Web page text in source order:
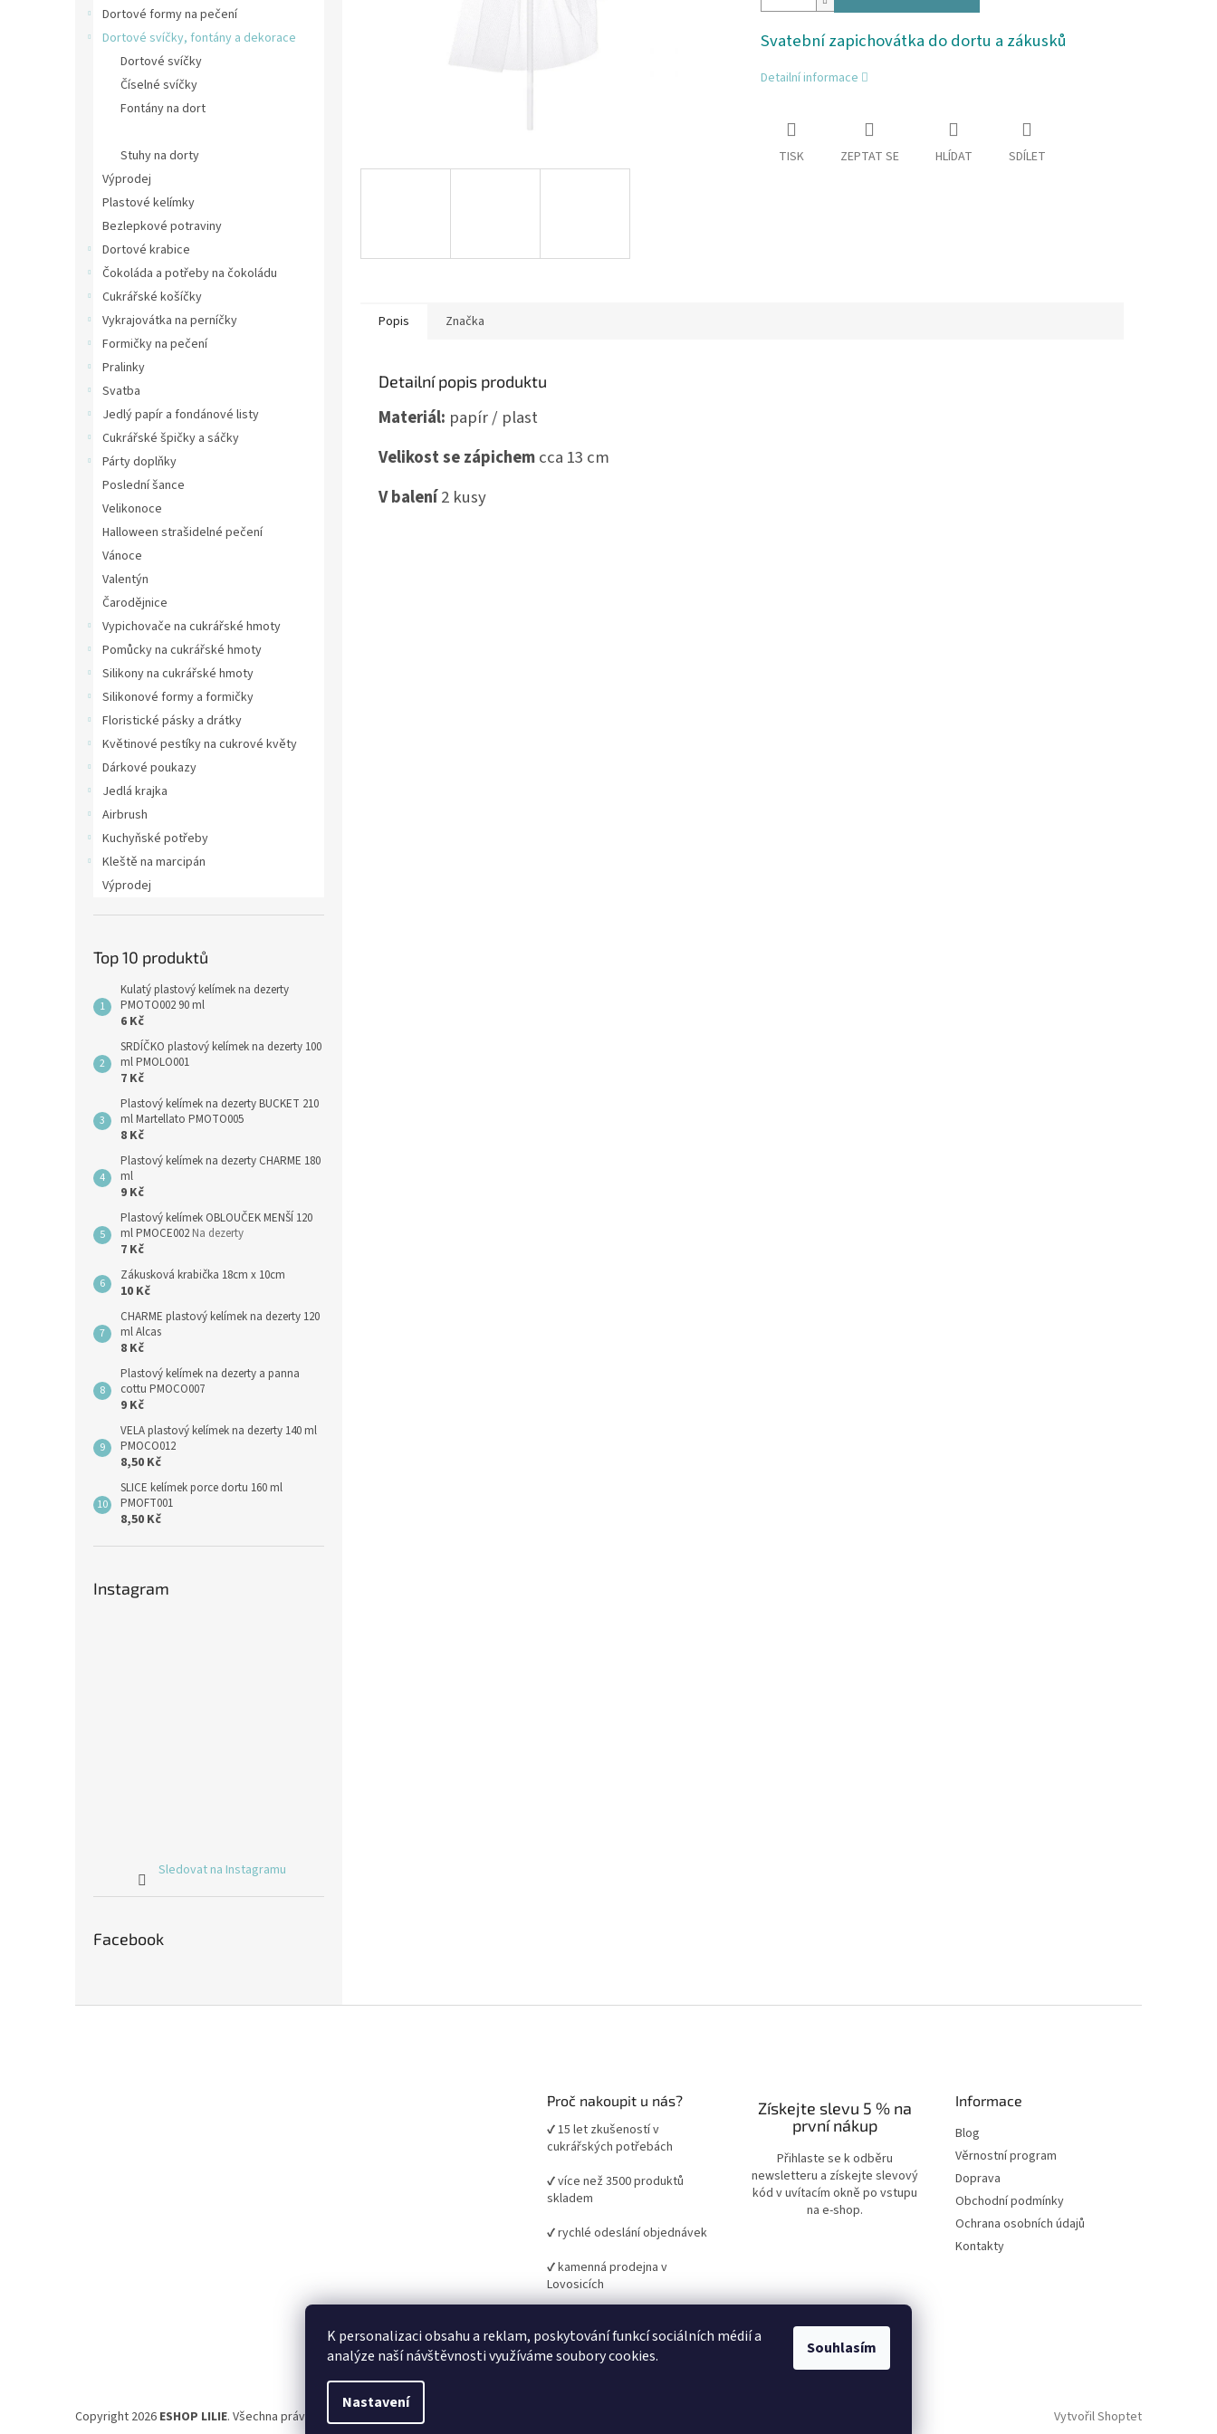
K personalizaci obsahu a reklam, poskytování funkcí sociálních médií a
analýze naší návštěvnosti využíváme soubory cookies.
Nastavení
Souhlasím
Dortové formy na pečení
Dortové svíčky, fontány a dekorace
Dortové svíčky
Číselné svíčky
Fontány na dort
Stuhy na dorty
Výprodej
Plastové kelímky
Bezlepkové potraviny
Dortové krabice
Čokoláda a potřeby na čokoládu
Cukrářské košíčky
Vykrajovátka na perníčky
Formičky na pečení
Pralinky
Svatba
Jedlý papír a fondánové listy
Cukrářské špičky a sáčky
Párty doplňky
Poslední šance
Velikonoce
Halloween strašidelné pečení
Vánoce
Valentýn
Čarodějnice
Vypichovače na cukrářské hmoty
Pomůcky na cukrářské hmoty
Silikony na cukrářské hmoty
Silikonové formy a formičky
Floristické pásky a drátky
Květinové pestíky na cukrové květy
Dárkové poukazy
Jedlá krajka
Airbrush
Kuchyňské potřeby
Kleště na marcipán
Výprodej
Top 10 produktů
Kulatý plastový kelímek na dezerty
PMOTO002 90 ml
6 Kč
SRDÍČKO plastový kelímek na dezerty 100
ml PMOLO001
7 Kč
Plastový kelímek na dezerty BUCKET 210
ml Martellato PMOTO005
8 Kč
Plastový kelímek na dezerty CHARME 180
ml
9 Kč
Plastový kelímek OBLOUČEK MENŠÍ 120
ml PMOCE002 Na dezerty
7 Kč
Zákusková krabička 18cm x 10cm
10 Kč
CHARME plastový kelímek na dezerty 120
ml Alcas
8 Kč
Plastový kelímek na dezerty a panna
cottu PMOCO007
9 Kč
VELA plastový kelímek na dezerty 140 ml
PMOCO012
8,50 Kč
SLICE kelímek porce dortu 160 ml
PMOFT001
8,50 Kč
Instagram
Sledovat na Instagramu
Facebook
Svatební zapichovátka do dortu a zákusků
Detailní informace
TISK ZEPTAT SE HLÍDAT SDÍLET
Popis Značka
Detailní popis produktu
Materiál: papír / plast
Velikost se zápichemcca 13 cm
V balení2 kusy
Proč nakoupit u nás?
✔ 15 let zkušeností v
cukrářských potřebách
✔ více než 3500 produktů
skladem
✔ rychlé odeslání objednávek
✔ kamenná prodejna v
Lovosicích
pro domácí i profesionální
pečení
Získejte slevu 5 % na
první nákup
Přihlaste se k odběru
newsletteru a získejte slevový
kód v uvítacím okně po vstupu
na e-shop.
Informace
Blog
Věrnostní program
Doprava
Obchodní podmínky
Ochrana osobních údajů
Kontakty
Vytvořil Shoptet
Copyright 2026 ESHOP LILIE. Všechna práva vyhrazena. Upravit nastavení cookies